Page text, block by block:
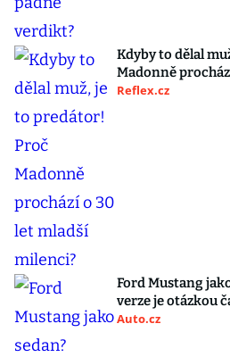
Kdyby to dělal
Madonně
Reflex.cz
Ford Mustang
verze je otázkou
Auto.cz